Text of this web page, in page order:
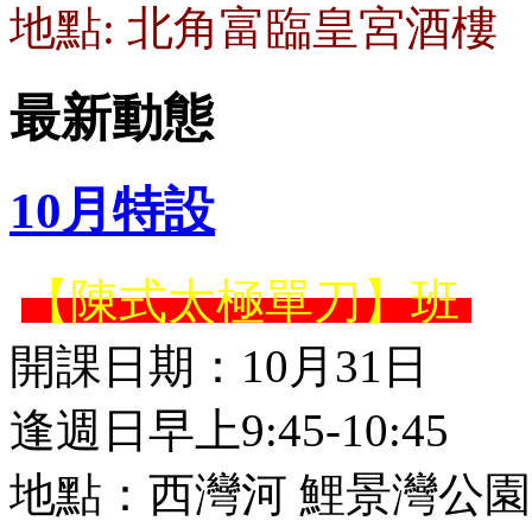
地點: 北角富臨皇宮酒樓
最新動態
10月特設
【陳式太極單刀】班
開課日期：10月31日
逢週日早上9:45-10:45
地點：西灣河 鯉景灣公園